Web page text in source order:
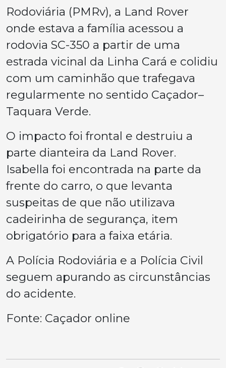
Rodoviária (PMRv), a Land Rover
onde estava a família acessou a
rodovia SC-350 a partir de uma
estrada vicinal da Linha Cará e colidiu
com um caminhão que trafegava
regularmente no sentido Caçador–
Taquara Verde.
O impacto foi frontal e destruiu a
parte dianteira da Land Rover.
Isabella foi encontrada na parte da
frente do carro, o que levanta
suspeitas de que não utilizava
cadeirinha de segurança, item
obrigatório para a faixa etária.
A Polícia Rodoviária e a Polícia Civil
seguem apurando as circunstâncias
do acidente.
Fonte: Caçador online